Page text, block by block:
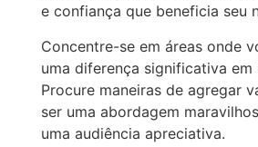
e confiança que beneficia seu
Concentre-se em áreas onde
uma diferença significativa em
Procure maneiras de agregar
ser uma abordagem
uma audiência apreciativa.